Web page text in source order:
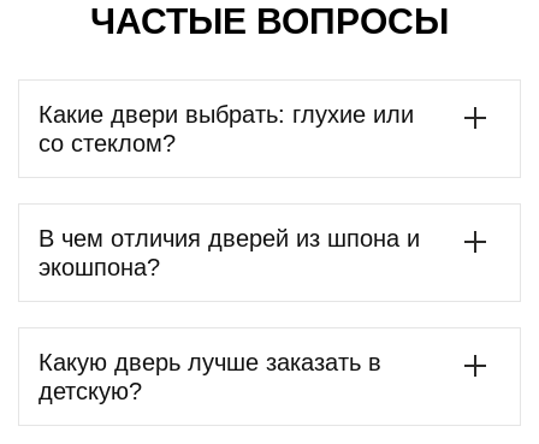
ЧАСТЫЕ ВОПРОСЫ
Какие двери выбрать: глухие или
со стеклом?
В чем отличия дверей из шпона и
экошпона?
Какую дверь лучше заказать в
детскую?